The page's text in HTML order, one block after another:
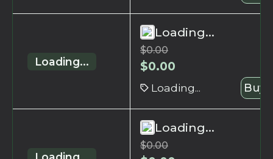
Loading...
Loading...
$0.00
$0.00
Loading... Buy
Loading...
$0.00